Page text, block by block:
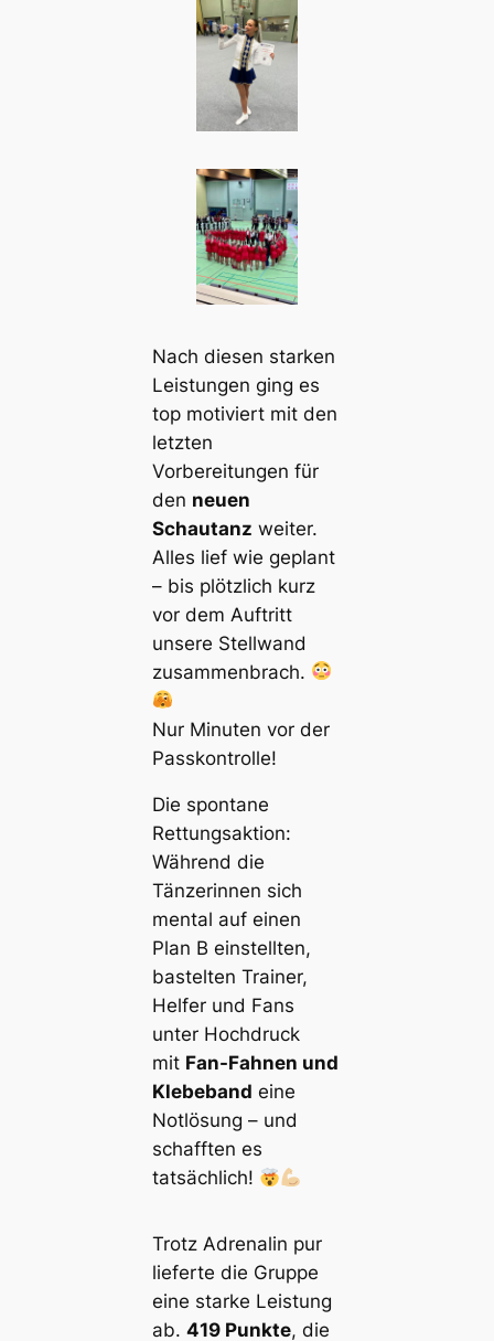
Nach diesen starken
Leistungen ging es
top motiviert mit den
letzten
Vorbereitungen für
den neuen
Schautanz weiter.
Alles lief wie geplant
– bis plötzlich kurz
vor dem Auftritt
unsere Stellwand
zusammenbrach.
Nur Minuten vor der
Passkontrolle!
Die spontane
Rettungsaktion:
Während die
Tänzerinnen sich
mental auf einen
Plan B einstellten,
bastelten Trainer,
Helfer und Fans
unter Hochdruck
mit Fan-Fahnen und
Klebeband eine
Notlösung – und
schafften es
tatsächlich!
Trotz Adrenalin pur
lieferte die Gruppe
eine starke Leistung
ab. 419 Punkte, die